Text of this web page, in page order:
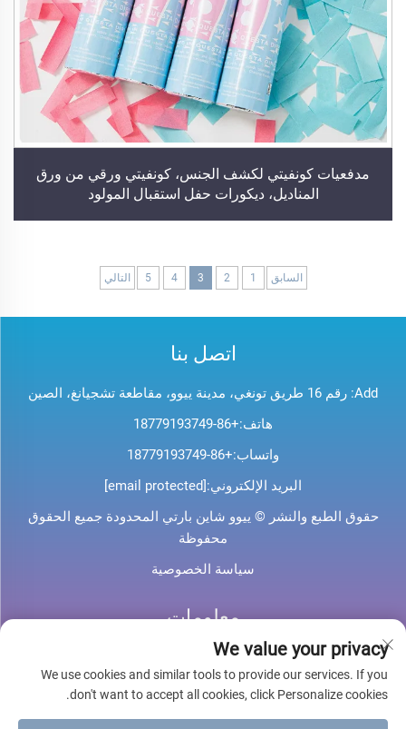
مدفعيات كونفيتي لكشف الجنس، كونفيتي ورقي من ورق
المناديل، ديكورات حفل استقبال المولود
السابق 1
2
3
4
5 التالي
اتصل بنا
Add: رقم 16 طريق تونغي، مدينة ييوو، مقاطعة تشجيانغ، الصين
هاتف:+86-18779193749
واتساب:+86-18779193749
البريد الإلكتروني:[email protected]
حقوق الطبع والنشر © ييوو شاين بارتي المحدودة جميع الحقوق
محفوظة
سياسة الخصوصية
معلومات
اشترك لتلقي نشرتنا الإخبارية الأسبوعية
We value your privacy
We use cookies and similar tools to provide our services. If you
don't want to accept all cookies, click Personalize cookies.